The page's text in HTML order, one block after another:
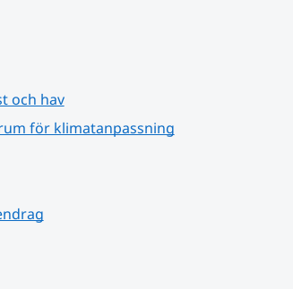
och hav
för klimatanpassning